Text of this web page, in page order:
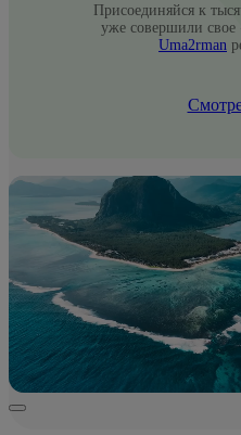
Присоединяйся к
уже совершили
Uma2rman